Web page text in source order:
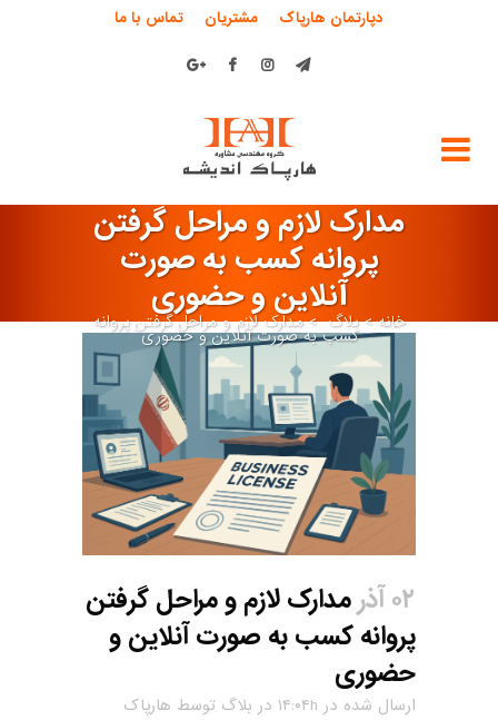
دپارتمان هارپاک مشتریان تماس با ما
مدارک لازم و مراحل گرفتن
پروانه کسب به صورت
آنلاین و حضوری
خانه>بلاگ >مدارک لازم و مراحل گرفتن پروانه
کسب به صورت آنلاین و حضوری
۰۲ آذر
مدارک لازم و مراحل گرفتن
پروانه کسب به صورت آنلاین و
حضوری
ارسال شده در ۱۴:۰۴h در بلاگ توسط هارپاک